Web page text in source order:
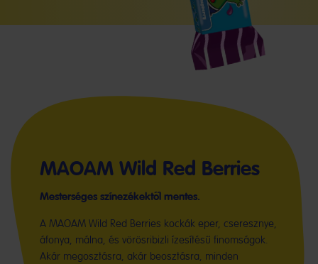
MAOAM Wild Red Berries
Mesterséges színezékektől mentes.
A MAOAM Wild Red Berries kockák eper, cseresznye,
áfonya, málna, és vörösribizli ízesítésű finomságok.
Akár megosztásra, akár beosztásra, minden